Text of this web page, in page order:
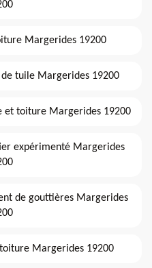
Margerides 19200
tuile Margerides 19200
et toiture Margerides 19200
expérimenté Margerides
de gouttières Margerides
Margerides 19200